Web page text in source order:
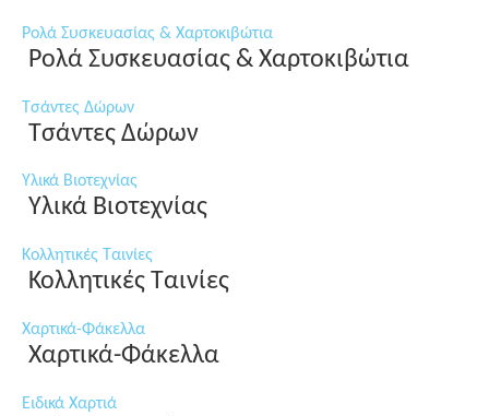
Ρολά Συσκευασίας & Χαρτοκιβώτια
Ρολά Συσκευασίας & Χαρτοκιβώτια
Τσάντες Δώρων
Τσάντες Δώρων
Υλικά Βιοτεχνίας
Υλικά Βιοτεχνίας
Κολλητικές Ταινίες
Κολλητικές Ταινίες
Χαρτικά-Φάκελλα
Χαρτικά-Φάκελλα
Ειδικά Χαρτιά